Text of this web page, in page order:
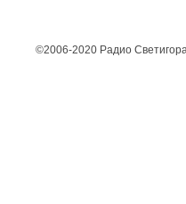
©2006-2020 Радио